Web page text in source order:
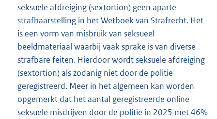
seksuele afdreiging (sextortion) geen aparte
strafbaarstelling in het Wetboek van Strafrecht. Het
is een vorm van misbruik van seksueel
beeldmateriaal waarbij vaak sprake is van diverse
strafbare feiten. Hierdoor wordt seksuele afdreiging
(sextortion) als zodanig niet door de politie
geregistreerd. Meer in het algemeen kan worden
opgemerkt dat het aantal geregistreerde online
seksuele misdrijven door de politie in 2025 met 46%